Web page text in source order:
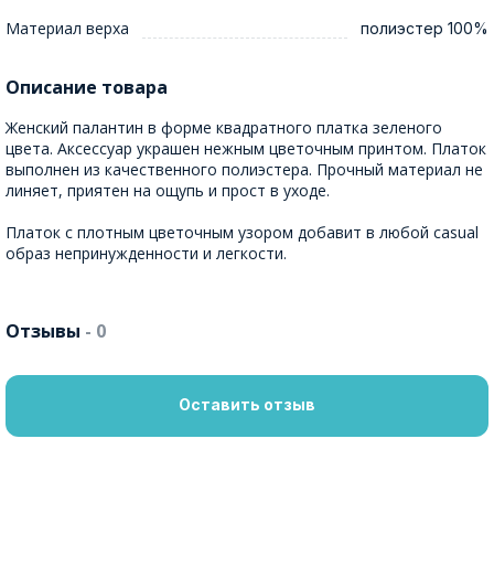
Материал верха полиэстер 100%
Описание товара
Женский палантин в форме квадратного платка зеленого
цвета. Аксессуар украшен нежным цветочным принтом. Платок
выполнен из качественного полиэстера. Прочный материал не
линяет, приятен на ощупь и прост в уходе.
Платок с плотным цветочным узором добавит в любой casual
образ непринужденности и легкости.
Отзывы - 0
Оставить отзыв